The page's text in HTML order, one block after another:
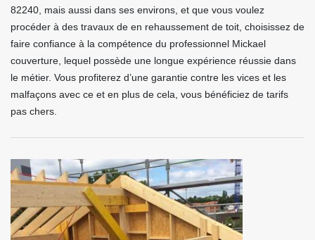
82240, mais aussi dans ses environs, et que vous voulez
procéder à des travaux de en rehaussement de toit, choisissez de
faire confiance à la compétence du professionnel Mickael
couverture, lequel possède une longue expérience réussie dans
le métier. Vous profiterez d’une garantie contre les vices et les
malfaçons avec ce et en plus de cela, vous bénéficiez de tarifs
pas chers.